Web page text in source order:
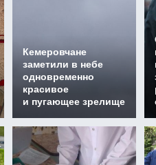
Кемеровчане
заметили в небе
одновременно
красивое
и пугающее зрелище